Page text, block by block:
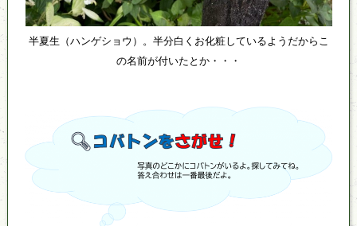
半夏生（ハンゲショウ）。半分白くお化粧しているようだからこ
の名前が付いたとか・・・